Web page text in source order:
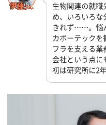
生物関連の就職
め、いろいろな
きれず……。悩
カボーテックを
フラを支える業
会社という点に
初は研究所に2